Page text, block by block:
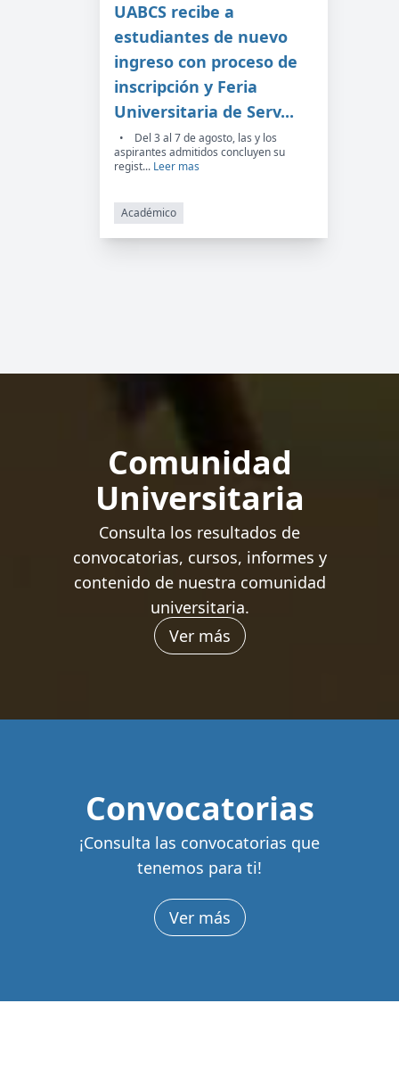
UABCS recibe a
estudiantes de nuevo
ingreso con proceso de
inscripción y Feria
Universitaria de Serv...
• Del 3 al 7 de agosto, las y los
aspirantes admitidos concluyen su
regist... Leer mas
Académico
Comunidad
Universitaria
Consulta los resultados de
convocatorias, cursos, informes y
contenido de nuestra comunidad
universitaria.
Ver más
Convocatorias
¡Consulta las convocatorias que
tenemos para ti!
Ver más